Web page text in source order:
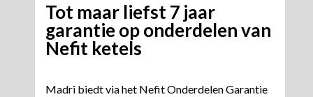
Tot maar liefst 7 jaar
garantie op onderdelen van
Nefit ketels
Madri biedt via het Nefit Onderdelen Garantie